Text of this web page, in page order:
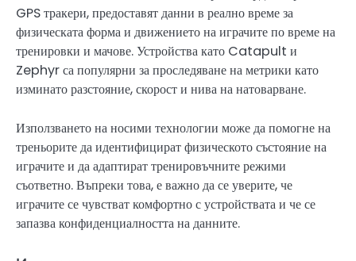
GPS тракери, предоставят данни в реално време за
физическата форма и движението на играчите по време на
тренировки и мачове. Устройства като Catapult и
Zephyr са популярни за проследяване на метрики като
изминато разстояние, скорост и нива на натоварване.
Използването на носими технологии може да помогне на
треньорите да идентифицират физическото състояние на
играчите и да адаптират тренировъчните режими
съответно. Въпреки това, е важно да се уверите, че
играчите се чувстват комфортно с устройствата и че се
запазва конфиденциалността на данните.